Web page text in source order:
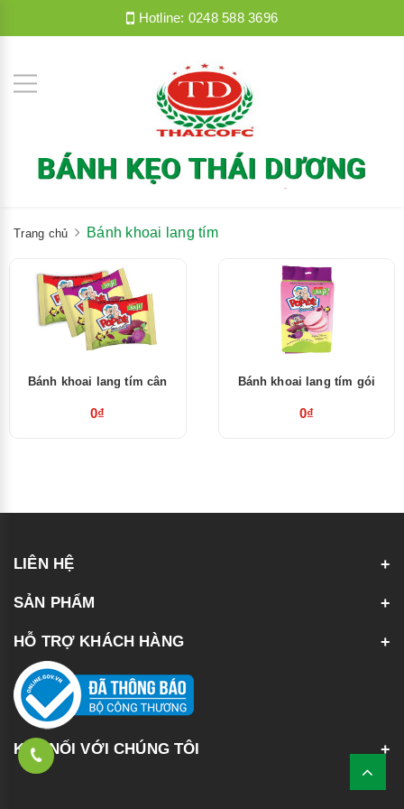
Hotline: 0248 588 3696
Trang chủ Bánh khoai lang tím
Bánh khoai lang tím cân
0₫
Bánh khoai lang tím gói
0₫
LIÊN HỆ
SẢN PHẨM
HỖ TRỢ KHÁCH HÀNG
KẾT NỐI VỚI CHÚNG TÔI